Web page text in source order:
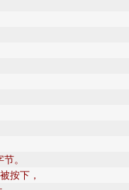
。
下，